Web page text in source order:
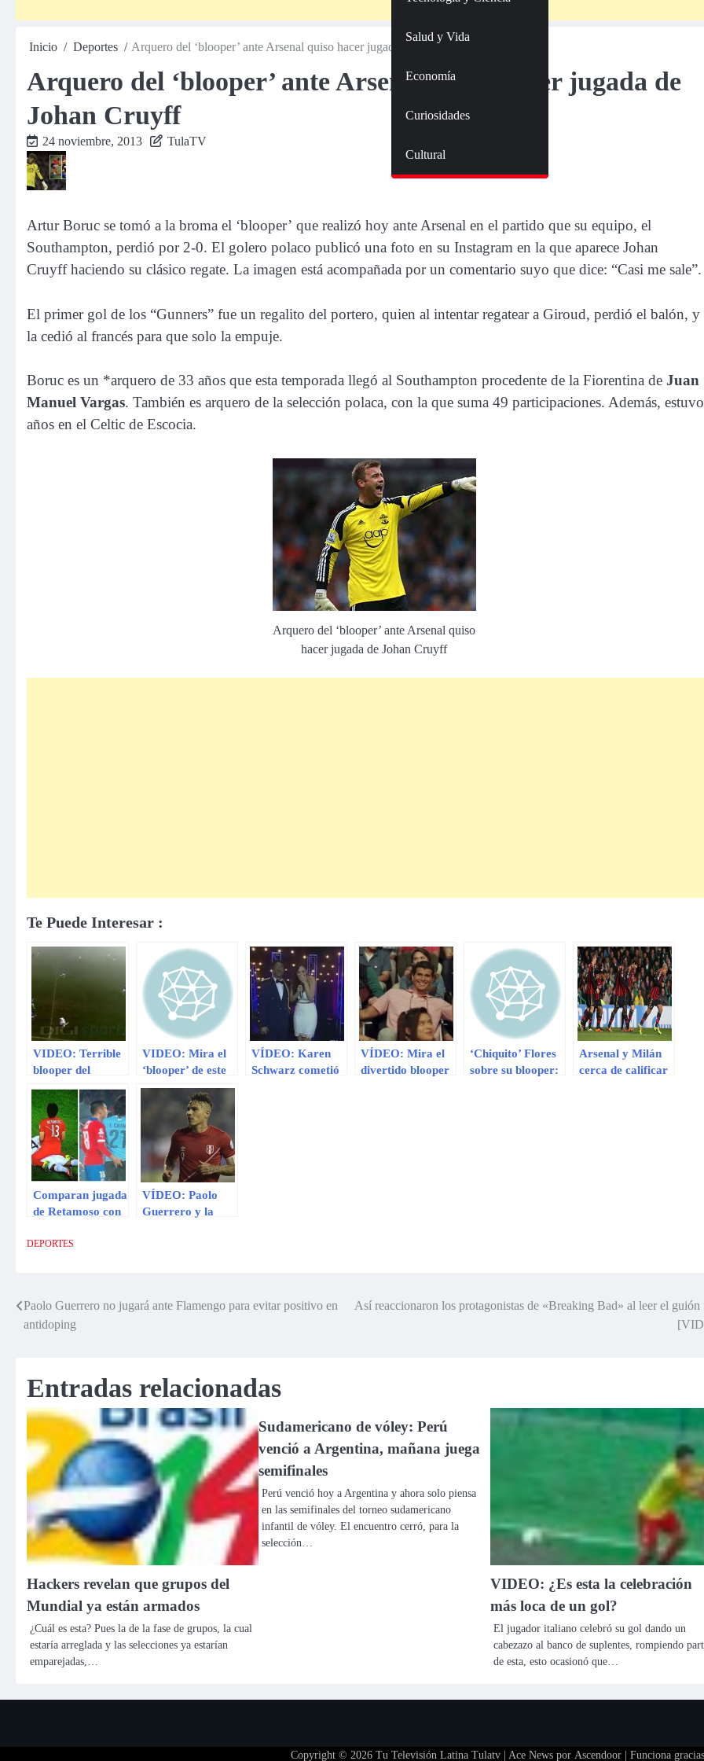
Salud y Vida
Economía
Curiosidades
Cultural
Inicio Deportes Arquero del ‘blooper’ ante Arsenal quiso hacer jugada de Johan Cruyff
Arquero del ‘blooper’ ante Arsenal quiso hacer jugada de
Johan Cruyff
24 noviembre, 2013 TulaTV
Artur Boruc se tomó a la broma el ‘blooper’ que realizó hoy ante Arsenal en el partido que su equipo, el
Southampton, perdió por 2-0. El golero polaco publicó una foto en su Instagram en la que aparece Johan
Cruyff haciendo su clásico regate. La imagen está acompañada por un comentario suyo que dice: “Casi me sale”.
El primer gol de los “Gunners” fue un regalito del portero, quien al intentar regatear a Giroud, perdió el balón, y
la cedió al francés para que solo la empuje.
Boruc es un *arquero de 33 años que esta temporada llegó al Southampton procedente de la Fiorentina de Juan
Manuel Vargas. También es arquero de la selección polaca, con la que suma 49 participaciones. Además,
años en el Celtic de Escocia.
Arquero del ‘blooper’ ante Arsenal quiso
hacer jugada de Johan Cruyff
Te Puede Interesar :
VIDEO: Terrible
blooper del
defensa le costó el
gol a su equipo en
Rumania
VIDEO: Mira el
‘blooper’ de este
arquero en la
Champions
VÍDEO: Karen
Schwarz cometió
VÍDEO: Mira el
divertido blooper
‘Chiquito’ Flores
sobre su blooper:
Arsenal y Milán
cerca de calificar
Comparan jugada
de Retamoso con
Jara
VÍDEO: Paolo
Guerrero y la
DEPORTES
Navegación
Paolo Guerrero no jugará ante Flamengo para evitar positivo en
antidoping
Así reaccionaron los protagonistas de «Breaking Bad» al leer el guión
Entradas relacionadas
Hackers revelan que grupos del
Mundial ya están armados
¿Cuál es esta? Pues la de la fase de grupos, la cual
estaría arreglada y las selecciones ya estarían
emparejadas,…
Sudamericano de vóley: Perú
venció a Argentina, mañana juega
semifinales
Perú venció hoy a Argentina y ahora solo piensa
en las semifinales del torneo sudamericano
infantil de vóley. El encuentro cerró, para la
selección…
VIDEO: ¿Es esta la celebración
más loca de un gol?
El jugador italiano celebró su gol dando un
cabezazo al banco de suplentes, rompiendo
de esta, esto ocasionó que…
Copyright © 2026 Tu Televisión Latina Tulatv| Ace News por Ascendoor| Funciona